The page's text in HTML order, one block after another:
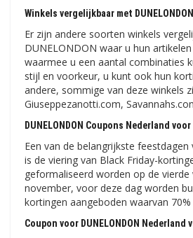
Winkels vergelijkbaar met DUNELONDON
Er zijn andere soorten winkels
DUNELONDON waar u hun
waarmee u een aantal combinaties
stijl en voorkeur, u kunt ook hun
andere, sommige van deze winkels
Giuseppezanotti.com,
DUNELONDON Coupons Nederland voor
Een van de belangrijkste
is de viering van Black Friday-
geformaliseerd worden op de vierde
november, voor deze dag worden
kortingen aangeboden waarvan
Coupon voor DUNELONDON Nederland